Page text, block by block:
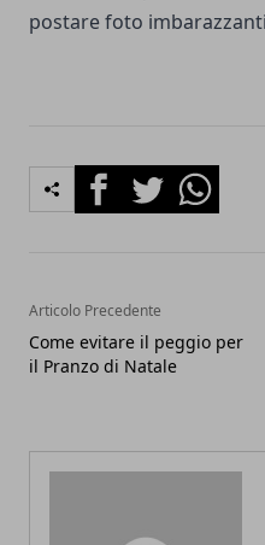
postare foto
FacebookTwitterWhatsapp
Articolo Precedente
Come evitare il peggio per
il Pranzo di Natale